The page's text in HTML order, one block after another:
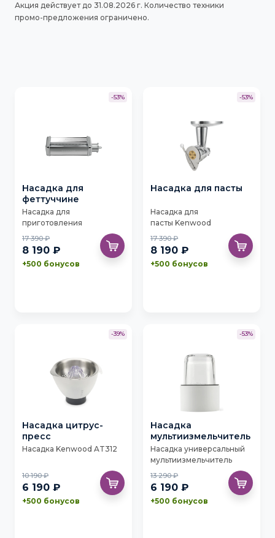
Акция действует до 31.08.2026 г. Количество техники
промо-предложения ограничено.
-53%
Насадка для
феттуччине
Насадка для
приготовления
феттуччине Kenwood
KAX981ME
17 390 ₽
8 190 ₽
+500 бонусов
-53%
Насадка для пасты
Насадка для
пасты Kenwood
KAX92.A0ME
17 390 ₽
8 190 ₽
+500 бонусов
-39%
Насадка цитрус-
пресс
Насадка Kenwood AT312
10 190 ₽
6 190 ₽
+500 бонусов
-53%
Насадка
мультиизмельчитель
Насадка универсальный
мультиизмельчитель
13 290 ₽
6 190 ₽
+500 бонусов